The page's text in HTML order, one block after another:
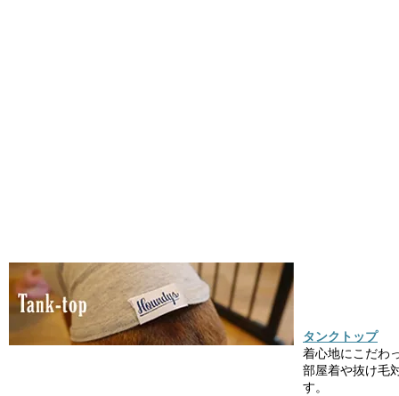
タンクトップ
着心地にこだわ
部屋着や抜け毛
す。